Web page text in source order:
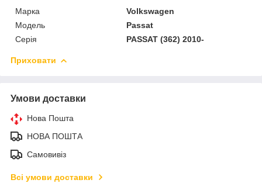
Марка
Volkswagen
Модель
Passat
Серія
PASSAT (362) 2010-
Приховати
Умови доставки
Нова Пошта
НОВА ПОШТА
Самовивіз
Всі умови доставки